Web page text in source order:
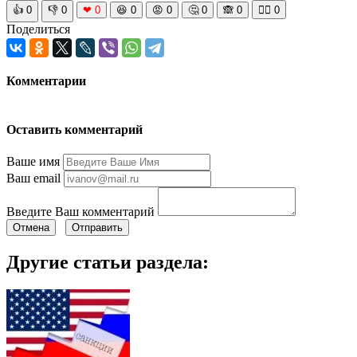
👍 0 👎 0 ❤ 0 😆 0 😡 0 🤔 0 🙈 0 🧘‍♀️ 0
Поделиться
Комментарии
Оставить комментарий
Ваше имя
Ваш email
Введите Ваш комментарий
Отмена Отправить
Другие статьи раздела: